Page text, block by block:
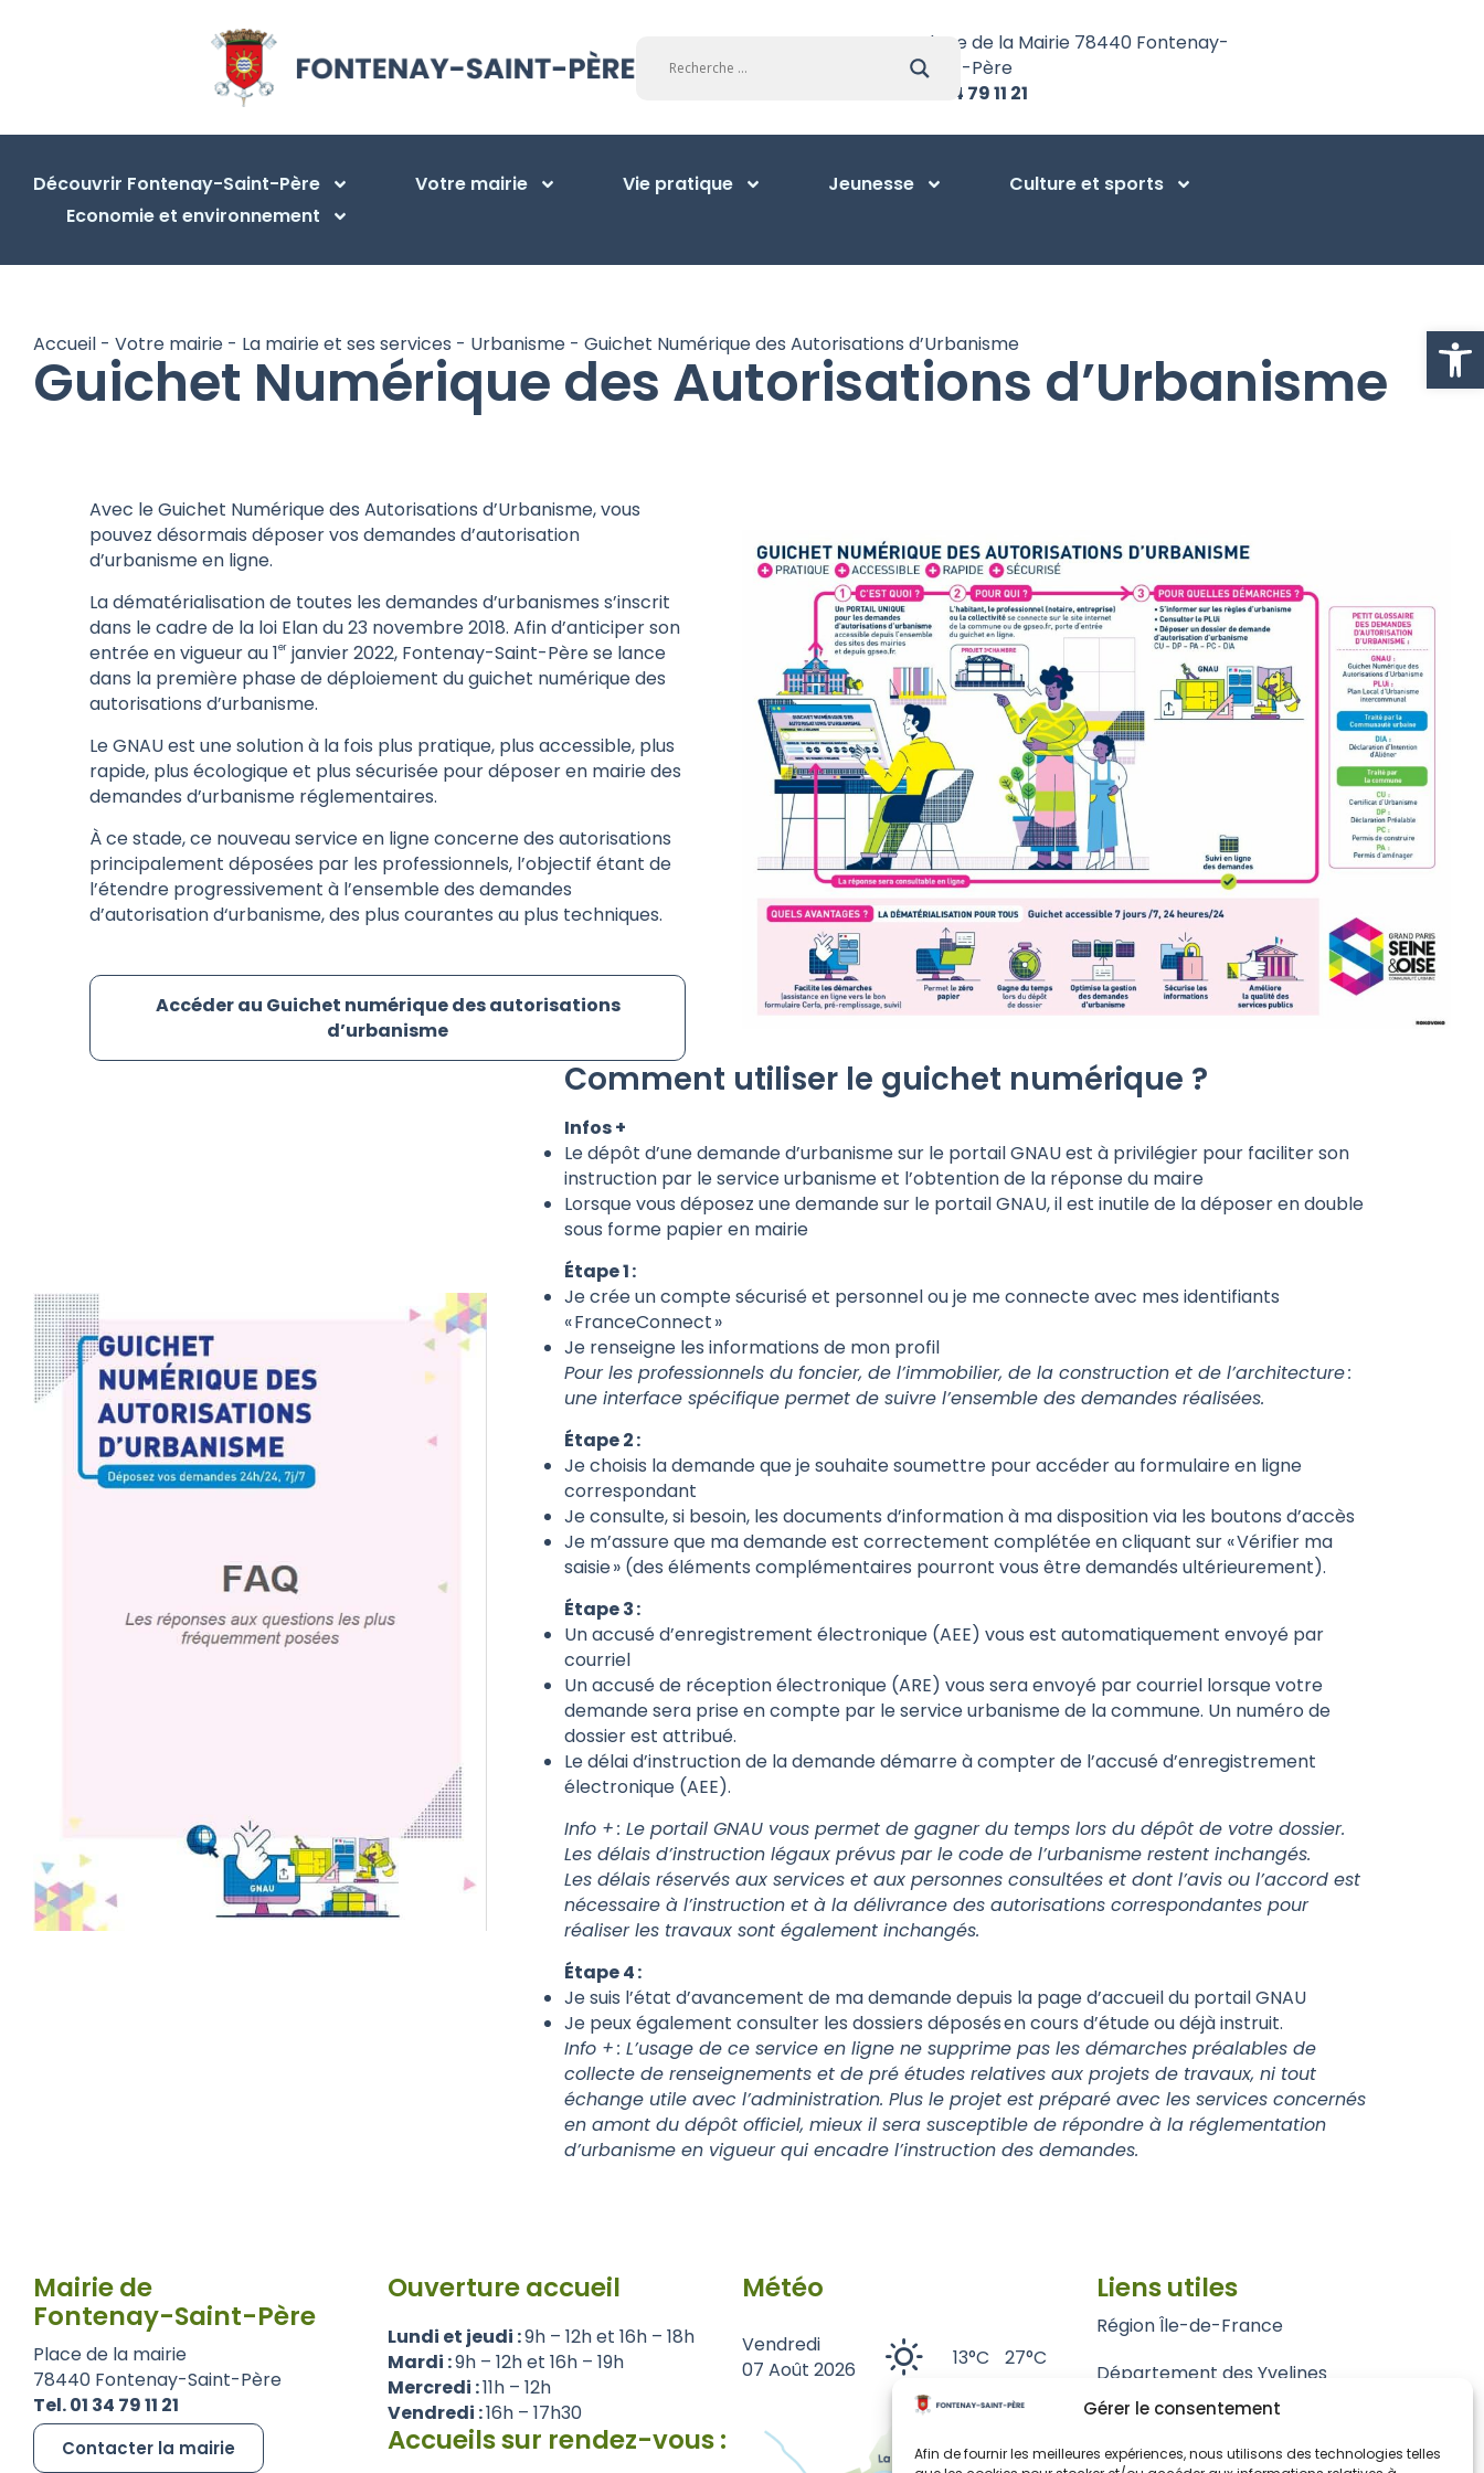
Gérer le consentement
Afin de fournir les meilleures expériences, nous utilisons des technologies telles
Ouvrir
Place de la Mairie 78440 Fontenay-
Saint-Père
01 34 79 11 21
Découvrir Fontenay-Saint-Père Votre mairie Vie pratique Jeunesse
Culture et sports
Economie et environnement
Accueil - Votre mairie - La mairie et ses services - Urbanisme - Guichet Numérique des Autorisations d’Urbanisme
Guichet Numérique des Autorisations d’Urbanisme
Avec le Guichet Numérique des Autorisations d’Urbanisme, vous
pouvez désormais déposer vos demandes d’autorisation
d’urbanisme en ligne.
La dématérialisation de toutes les demandes d’urbanismes s’inscrit
dans le cadre de la loi Elan du 23 novembre 2018. Afin d’anticiper son
entrée en vigueur au 1er janvier 2022, Fontenay-Saint-Père se lance
dans la première phase de déploiement du guichet numérique des
autorisations d’urbanisme.
Le GNAU est une solution à la fois plus pratique, plus accessible, plus
rapide, plus écologique et plus sécurisée pour déposer en mairie des
demandes d’urbanisme réglementaires.
À ce stade, ce nouveau service en ligne concerne des autorisations
principalement déposées par les professionnels, l’objectif étant de
l’étendre progressivement à l’ensemble des demandes
d’autorisation d‘urbanisme, des plus courantes au plus techniques.
Accéder au Guichet numérique des autorisations
d’urbanisme
Comment utiliser le guichet numérique ?
Infos +
Le dépôt d’une demande d’urbanisme sur le portail GNAU est à privilégier pour faciliter son
instruction par le service urbanisme et l’obtention de la réponse du maire
Lorsque vous déposez une demande sur le portail GNAU, il est inutile de la déposer en double
sous forme papier en mairie
Étape 1 :
Je crée un compte sécurisé et personnel ou je me connecte avec mes identifiants
« FranceConnect »
Je renseigne les informations de mon profil
Pour les professionnels du foncier, de l’immobilier, de la construction et de l’architecture :
une interface spécifique permet de suivre l’ensemble des demandes réalisées.
Étape 2 :
Je choisis la demande que je souhaite soumettre pour accéder au formulaire en ligne
correspondant
Je consulte, si besoin, les documents d’information à ma disposition via les boutons d’accès
Je m’assure que ma demande est correctement complétée en cliquant sur « Vérifier ma
saisie » (des éléments complémentaires pourront vous être demandés ultérieurement).
Étape 3 :
Un accusé d’enregistrement électronique (AEE) vous est automatiquement envoyé par
courriel
Un accusé de réception électronique (ARE) vous sera envoyé par courriel lorsque votre
demande sera prise en compte par le service urbanisme de la commune. Un numéro de
dossier est attribué.
Le délai d’instruction de la demande démarre à compter de l’accusé d’enregistrement
électronique (AEE).
Info + : Le portail GNAU vous permet de gagner du temps lors du dépôt de votre dossier.
Les délais d’instruction légaux prévus par le code de l’urbanisme restent inchangés.
Les délais réservés aux services et aux personnes consultées et dont l’avis ou l’accord est
nécessaire à l’instruction et à la délivrance des autorisations correspondantes pour
réaliser les travaux sont également inchangés.
Étape 4 :
Je suis l’état d’avancement de ma demande depuis la page d’accueil du portail GNAU
Je peux également consulter les dossiers déposés en cours d’étude ou déjà instruit.
Info + : L’usage de ce service en ligne ne supprime pas les démarches préalables de
collecte de renseignements et de pré études relatives aux projets de travaux, ni tout
échange utile avec l’administration. Plus le projet est préparé avec les services concernés
en amont du dépôt officiel, mieux il sera susceptible de répondre à la réglementation
d’urbanisme en vigueur qui encadre l’instruction des demandes.
Mairie de
Fontenay-Saint-Père
Place de la mairie
78440 Fontenay-Saint-Père
Tel. 01 34 79 11 21
Contacter la mairie
Ouverture accueil
Lundi et jeudi :9h – 12h et 16h – 18h
Mardi :9h – 12h et 16h – 19h
Mercredi :11h – 12h
Vendredi :16h – 17h30
Accueils sur rendez-vous :
Météo
Vendredi
07 Août 2026
13°C 27°C
Liens utiles
Région Île-de-France
Département des Yvelines
Grand Paris Seine et Oise